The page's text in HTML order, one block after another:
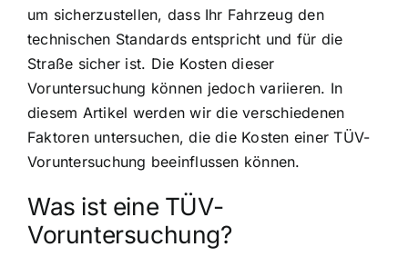
um sicherzustellen, dass Ihr Fahrzeug den
technischen Standards entspricht und für die
Straße sicher ist. Die Kosten dieser
Voruntersuchung können jedoch variieren. In
diesem Artikel werden wir die verschiedenen
Faktoren untersuchen, die die Kosten einer TÜV-
Voruntersuchung beeinflussen können.
Was ist eine TÜV-
Voruntersuchung?